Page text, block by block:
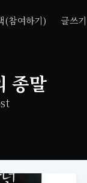
(참여하기) 글쓰기
종말